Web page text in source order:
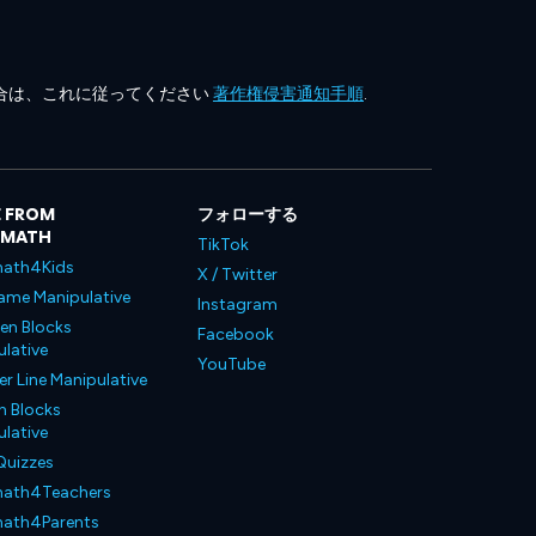
は、これに従ってください著作権侵害通知手順.
FROM
Manipulative
Blocks
Line Manipulative
Blocks
フォローする
TikTok
X / Twitter
Instagram
Facebook
YouTube